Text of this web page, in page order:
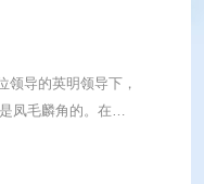
导的英明领导下，
凤毛麟角的。在施